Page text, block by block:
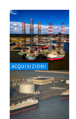
ACQUISIZIONI